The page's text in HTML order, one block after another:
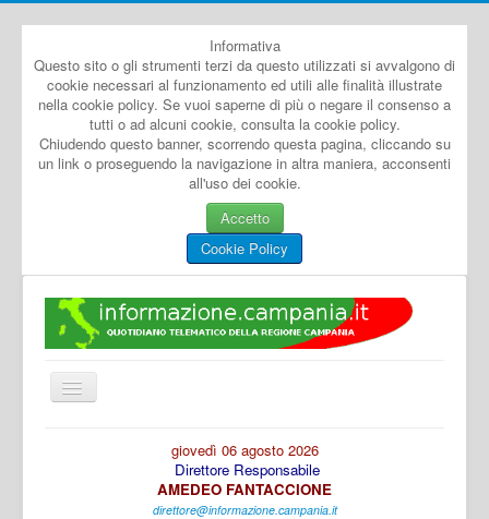
Informativa
Questo sito o gli strumenti terzi da questo utilizzati si avvalgono di
cookie necessari al funzionamento ed utili alle finalità illustrate
nella cookie policy. Se vuoi saperne di più o negare il consenso a
tutti o ad alcuni cookie, consulta la cookie policy.
Chiudendo questo banner, scorrendo questa pagina, cliccando su
un link o proseguendo la navigazione in altra maniera, acconsenti
all'uso dei cookie.
Accetto
Cookie Policy
Cambia
navigazione
giovedì 06 agosto 2026
Direttore Responsabile
AMEDEO FANTACCIONE
direttore@informazione.campania.it